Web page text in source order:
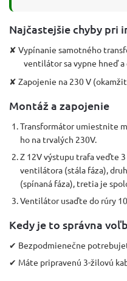
Najčastejšie chyby pri
✘ Vypínanie samotného
ventilátor sa vypne hneď a
✘ Zapojenie na 230 V
Montáž a zapojenie
Transformátor umiestnite
ho na trvalých 230V.
Z 12V výstupu trafa veďte
ventilátora (stála fáza),
(spínaná fáza), tretia je
Ventilátor usaďte do rúry
Kedy je to správna
✔ Bezpodmienečne
✔ Máte pripravenú 3-žilovú